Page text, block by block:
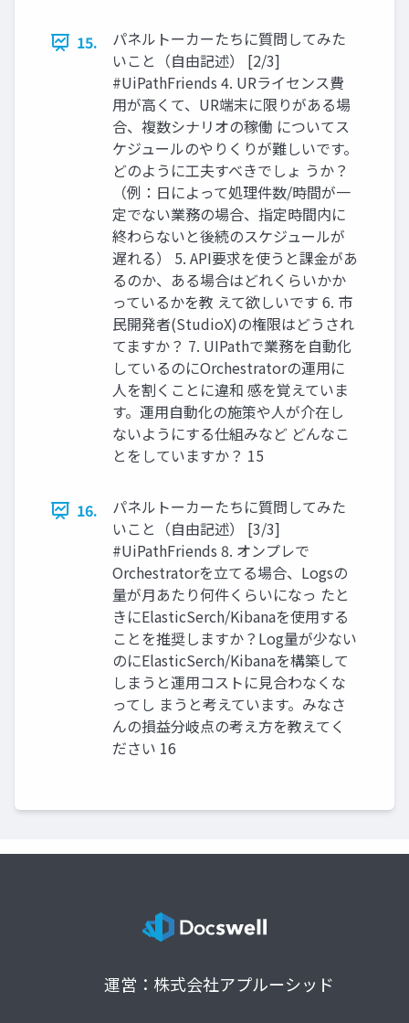
15.
パネルトーカーたちに質問してみた
いこと（自由記述） [2/3]
#UiPathFriends 4. URライセンス費
用が高くて、UR端末に限りがある場
合、複数シナリオの稼働 についてス
ケジュールのやりくりが難しいです。
どのように工夫すべきでしょ うか？
（例：日によって処理件数/時間が一
定でない業務の場合、指定時間内に
終わらないと後続のスケジュールが
遅れる） 5. API要求を使うと課金があ
るのか、ある場合はどれくらいかか
っているかを教 えて欲しいです 6. 市
民開発者(StudioX)の権限はどうされ
てますか？ 7. UIPathで業務を自動化
しているのにOrchestratorの運用に
人を割くことに違和 感を覚えていま
す。運用自動化の施策や人が介在し
ないようにする仕組みなど どんなこ
とをしていますか？ 15
16.
パネルトーカーたちに質問してみた
いこと（自由記述） [3/3]
#UiPathFriends 8. オンプレで
Orchestratorを立てる場合、Logsの
量が月あたり何件くらいになっ たと
きにElasticSerch/Kibanaを使用する
ことを推奨しますか？Log量が少ない
のにElasticSerch/Kibanaを構築して
しまうと運用コストに見合わなくな
ってし まうと考えています。みなさ
んの損益分岐点の考え方を教えてく
ださい 16
運営：株式会社アプルーシッド